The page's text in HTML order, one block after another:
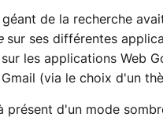
géant de la recherche
sur ses différentes
les applications Web
Gmail (via le choix d'un
présent d'un mode